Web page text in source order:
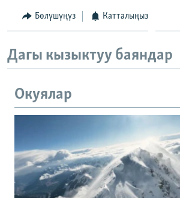
Бөлүшүңүз Катталыңыз
Дагы кызыктуу баяндар
Окуялар